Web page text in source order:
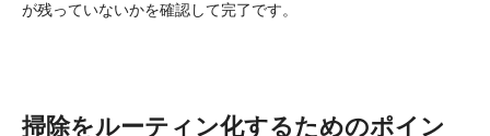
が残っていないかを確認して完了です。
掃除をルーティン化するためのポイン